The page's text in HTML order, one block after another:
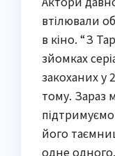
втілювали
в кіно. “З
зйомках
закоханих у
тому. Зараз
його
одне